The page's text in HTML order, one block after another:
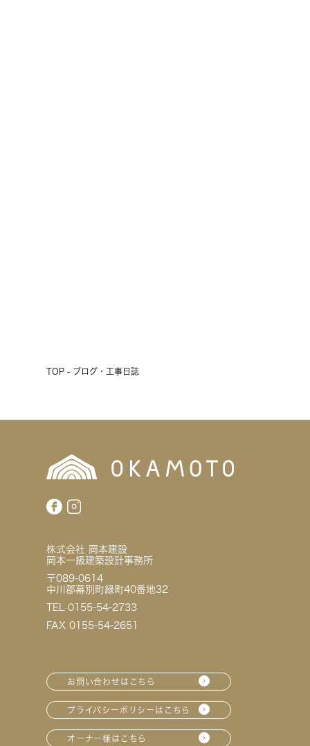
TOP - ブログ・工事日誌
株式会社 岡本建設
岡本一級建築設計事務所
〒089-0614
中川郡幕別町緑町40番地32
TEL 0155-54-2733
FAX 0155-54-2651
お問い合わせはこちら
プライバシーポリシーはこちら
オーナー様はこちら